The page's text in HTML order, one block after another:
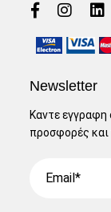
Newsletter
Καντε εγγραφη
προσφορές και